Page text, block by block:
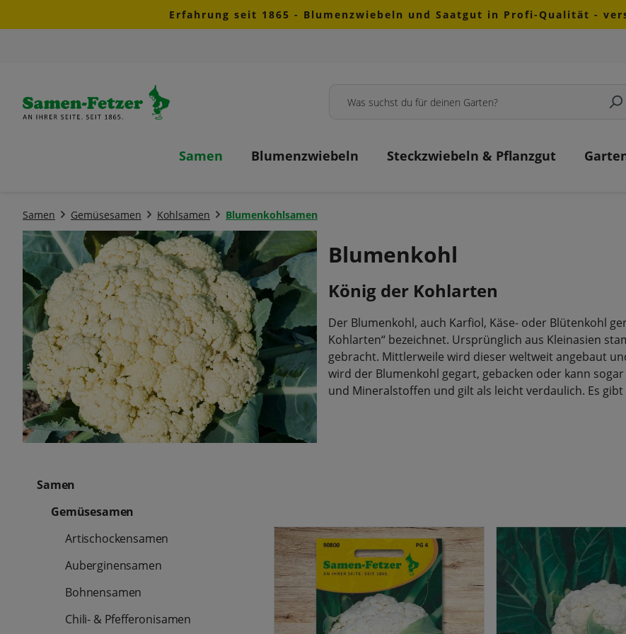
Zur Hauptnavigation springenErfahrung seit 1865 - Blumenzwiebeln und Saatgut in Profi-Qualität -
Samen Blumenzwiebeln Steckzwiebeln & Pflanzgut
Samen Gemüsesamen Kohlsamen Blumenkohlsamen
Blumenkohl
König der Kohlarten
Der Blumenkohl, auch Karfiol, Käse- oder Blütenkohl
Kohlarten“ bezeichnet. Ursprünglich aus Kleinasien
gebracht. Mittlerweile wird dieser weltweit angebaut
wird der Blumenkohl gegart, gebacken oder kann
und Mineralstoffen und gilt als leicht verdaulich. Es
Samen
Gemüsesamen
Artischockensamen
Auberginensamen
Bohnensamen
Chili- & Pfefferonisamen